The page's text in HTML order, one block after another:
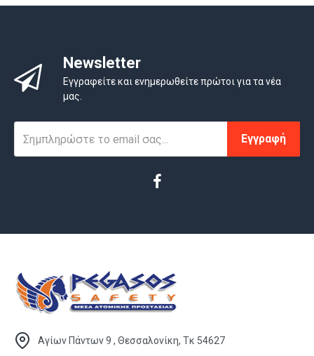
Newsletter
Εγγραφείτε και ενημερωθείτε πρώτοι για τα νέα
μας.
Εγγραφή
Αγίων Πάντων 9 , Θεσσαλονίκη, Τκ 54627